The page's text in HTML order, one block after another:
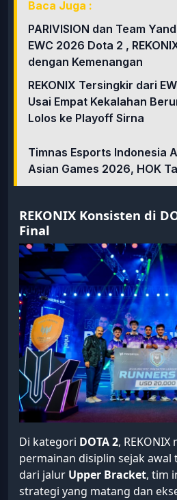
Baca Juga :
PARIVISION dan Team
EWC 2026 Dota 2 ,
dengan Kemenangan
REKONIX Tersingkir dari
Usai Empat Kekalahan
Lolos ke Playoff Sirna
Timnas Esports Indonesia
Asian Games 2026, HOK
REKONIX Konsisten di
Final
Di kategori DOTA 2,
permainan disiplin sejak
dari jalur Upper Bracket, tim
strategi yang matang dan